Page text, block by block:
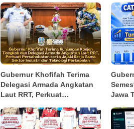
Gubernur Khofifah Terima
Delegasi Armada Angkatan
Laut RRT, Perkuat
Sama Industri Perkapalan
Jawa